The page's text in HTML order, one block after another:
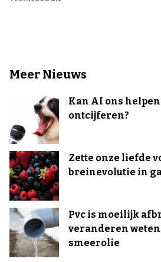
Meer Nieuws
Kan AI ons
ontcijferen?
Zette onze liefde
breinevolutie in
Pvc is moeilijk
veranderen
smeerolie